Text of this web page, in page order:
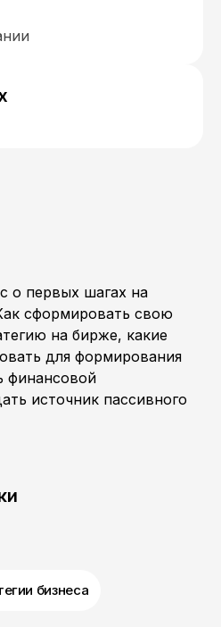
о первых шагах на
сформировать свою
на бирже, какие
для формирования
финансовой
источник пассивного
бизнеса